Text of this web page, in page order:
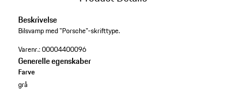
Beskrivelse
Bilsvamp med "Porsche"-skrifttype.
Varenr.:00004400096
Generelle egenskaber
Farve
grå